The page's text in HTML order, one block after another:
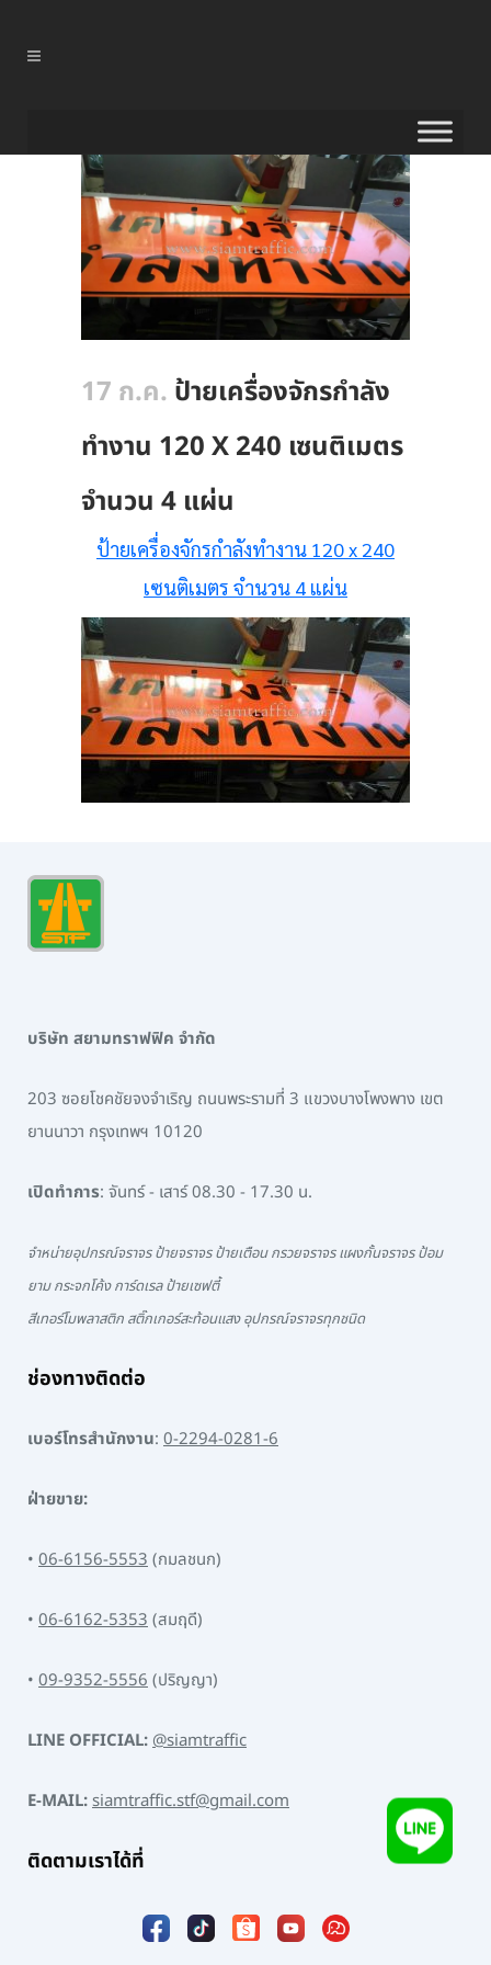
17 ก.ค. ป้ายเครื่องจักรกำลัง
ทำงาน 120 X 240 เซนติเมตร
จำนวน 4 แผ่น
ป้ายเครื่องจักรกำลังทำงาน 120 x 240
เซนติเมตร จำนวน 4 แผ่น
บริษัท สยามทราฟฟิค จำกัด
203 ซอยโชคชัยจงจำเริญ ถนนพระรามที่ 3 แขวงบางโพงพาง เขต
ยานนาวา กรุงเทพฯ 10120
เปิดทำการ: จันทร์ - เสาร์ 08.30 - 17.30 น.
จำหน่ายอุปกรณ์จราจร ป้ายจราจร ป้ายเตือน กรวยจราจร แผงกั้นจราจร ป้อม
ยาม กระจกโค้ง การ์ดเรล ป้ายเซฟตี้
สีเทอร์โมพลาสติก สติ๊กเกอร์สะท้อนแสง อุปกรณ์จราจรทุกชนิด
ช่องทางติดต่อ
เบอร์โทรสำนักงาน: 0-2294-0281-6
ฝ่ายขาย:
• 06-6156-5553(กมลชนก)
• 06-6162-5353(สมฤดี)
• 09-9352-5556(ปริญญา)
LINE OFFICIAL:@siamtraffic
E-MAIL:siamtraffic.stf@gmail.com
ติดตามเราได้ที่